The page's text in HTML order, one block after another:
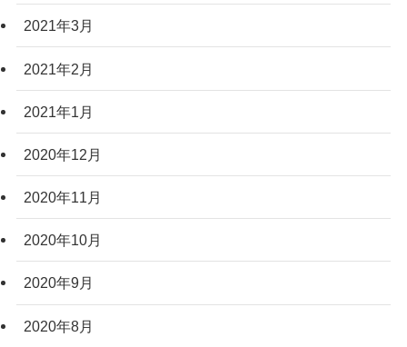
2021年3月
2021年2月
2021年1月
2020年12月
2020年11月
2020年10月
2020年9月
2020年8月